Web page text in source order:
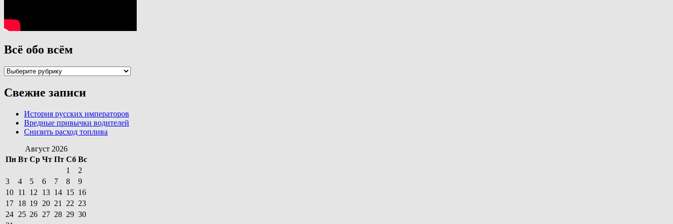
Всё обо всём
Всё
всём
Свежие записи
История русских императоров
Вредные привычки водителей
Снизить расход топлива
Август 2026
Пн Вт Ср Чт Пт Сб Вс
1
2
3
4 5 6 7 8
9
10 11 12 13 14 15 16
17 18 19 20 21 22 23
24 25 26 27 28 29 30